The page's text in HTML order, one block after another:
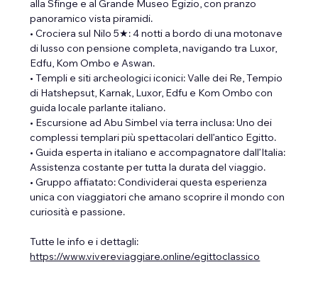
alla Sfinge e al Grande Museo Egizio, con pranzo
panoramico vista piramidi.
• Crociera sul Nilo 5★: 4 notti a bordo di una motonave
di lusso con pensione completa, navigando tra Luxor,
Edfu, Kom Ombo e Aswan.
• Templi e siti archeologici iconici: Valle dei Re, Tempio
di Hatshepsut, Karnak, Luxor, Edfu e Kom Ombo con
guida locale parlante italiano.
• Escursione ad Abu Simbel via terra inclusa: Uno dei
complessi templari più spettacolari dell’antico Egitto.
• Guida esperta in italiano e accompagnatore dall’Italia:
Assistenza costante per tutta la durata del viaggio.
• Gruppo affiatato: Condividerai questa esperienza
unica con viaggiatori che amano scoprire il mondo con
curiosità e passione.
Tutte le info e i dettagli:
https://www.vivereviaggiare.online/egittoclassico